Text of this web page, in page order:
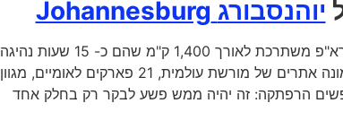
יוהנסבורג Johannesburg
בפנים הארץ או לאורך החוף, אין בחירה נכונה או שגויה. הרואד טריפ של דרא"פ משתרכת לאורך 1,400 ק"מ שהם כ- 15 שעות נהיגה
, הנפרשת מהאוקיינוס האטלנטי לאוקיינוס ההודי, יש שמונה אתרים של מורשת עולמית, 21 פארקים לאומיים, מגוון
הרפתקה: זה יהיה ממש פשע לבקר רק בחלק אחד